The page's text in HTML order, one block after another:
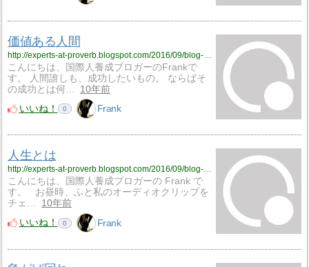
価値ある人間
こんにちは、国際人養成ブロガーのFrankで
す。 人間誰しも、成功したいもの。 ならばそ
の成功とは何…
10年前
いいね！
0 Frank
人生とは
http://experts-at-proverb.blogspot.com/2016/09/blog-post_20.html
こんにちは、国際人養成ブロガーの Frank で
す。 お昼時、ふと私のオーディオクリップを
チェ…
10年前
いいね！
0 Frank